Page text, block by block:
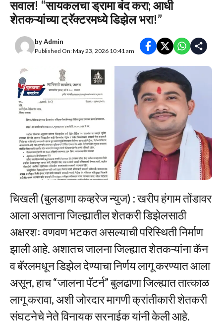
सवाल! “सायकलचा ड्रामा बंद करा; आधी
शेतकऱ्यांच्या ट्रॅक्टरमध्ये डिझेल भरा!”
byAdmin
Published On: May 23, 2026 10:41 am
चिखली (बुलडाणा कव्हरेज न्युज) : खरीप हंगाम तोंडावर
आला असताना जिल्ह्यातील शेतकरी डिझेलसाठी
अक्षरशः वणवण भटकत असल्याची परिस्थिती निर्माण
झाली आहे. अशातच जालना जिल्ह्यात शेतकऱ्यांना कॅन
व बॅरलमधून डिझेल देण्याचा निर्णय लागू करण्यात आला
असून, हाच “जालना पॅटर्न” बुलढाणा जिल्ह्यात तात्काळ
लागू करावा, अशी जोरदार मागणी क्रांतीकारी शेतकरी
संघटनेचे नेते विनायक सरनाईक यांनी केली आहे.